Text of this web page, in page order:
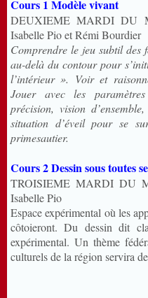
Cours 1 Modèle vivant
DEUXIEME MARDI DU
Isabelle Pio et Rémi Bourdier
Comprendre le jeu subtil des
au-delà du contour pour
l’intérieur ». Voir et
Jouer avec les
précision, vision
situation d’éveil pour se
primesautier.
Cours 2 Dessin sous toutes
TROISIEME MARDI DU
Isabelle Pio
Espace expérimental où les
côtoieront. Du dessin dit
expérimental. Un thème
culturels de la région servira